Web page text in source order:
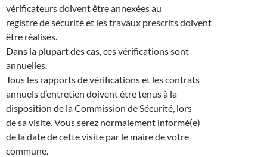
vérificateurs doivent être annexées au
registre de sécurité et les travaux prescrits doivent
être réalisés.
Dans la plupart des cas, ces vérifications sont
annuelles.
Tous les rapports de vérifications et les contrats
annuels d’entretien doivent être tenus à la
disposition de la Commission de Sécurité, lors
de sa visite. Vous serez normalement informé(e)
de la date de cette visite par le maire de votre
commune.